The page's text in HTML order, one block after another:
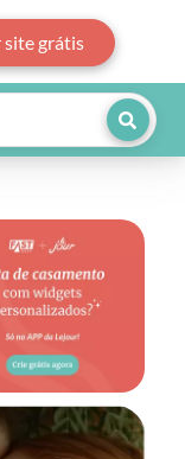
site grátis